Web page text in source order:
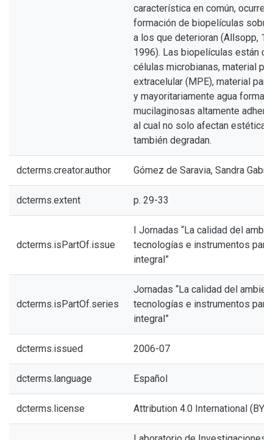
característica en común,
formación de biopelículas
a los que deterioran (Allsopp,
1996). Las biopelículas están
células microbianas, material
extracelular (MPE), material
y mayoritariamente agua
mucilaginosas altamente
al cual no solo afectan
también degradan.
dcterms.creator.author Gómez de Saravia, Sandra
dcterms.extent p. 29-33
dcterms.isPartOf.issue
I Jornadas “La calidad del
tecnologías e instrumentos para
integral”
dcterms.isPartOf.series
Jornadas “La calidad del
tecnologías e instrumentos para
integral”
dcterms.issued 2006-07
dcterms.language Español
dcterms.license Attribution 4.0 International (BY